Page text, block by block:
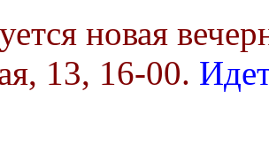
новая
13, 16-00.